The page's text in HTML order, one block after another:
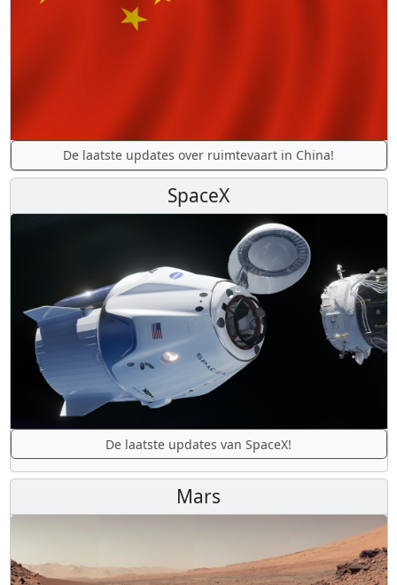
De laatste updates over ruimtevaart in China!
SpaceX
De laatste updates van SpaceX!
Mars